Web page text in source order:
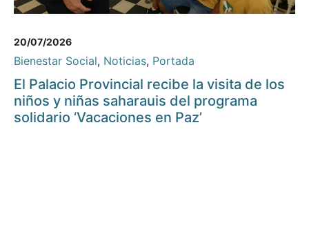
20/07/2026
Bienestar Social, Noticias, Portada
El Palacio Provincial recibe la visita de los
niños y niñas saharauis del programa
solidario ‘Vacaciones en Paz’